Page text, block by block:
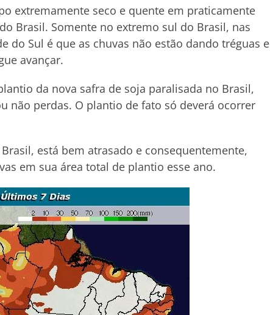
extremamente seco e quente em praticamente
Brasil. Somente no extremo sul do Brasil, nas
do Sul é que as chuvas não estão dando tréguas e
avançar.
da nova safra de soja paralisada no Brasil,
não perdas. O plantio de fato só deverá ocorrer
está bem atrasado e consequentemente,
em sua área total de plantio esse ano.